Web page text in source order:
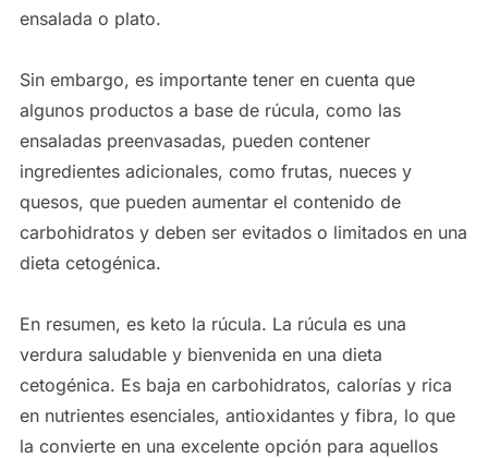
ensalada o plato.
Sin embargo, es importante tener en cuenta que
algunos productos a base de rúcula, como las
ensaladas preenvasadas, pueden contener
ingredientes adicionales, como frutas, nueces y
quesos, que pueden aumentar el contenido de
carbohidratos y deben ser evitados o limitados en una
dieta cetogénica.
En resumen, es keto la rúcula. La rúcula es una
verdura saludable y bienvenida en una dieta
cetogénica. Es baja en carbohidratos, calorías y rica
en nutrientes esenciales, antioxidantes y fibra, lo que
la convierte en una excelente opción para aquellos